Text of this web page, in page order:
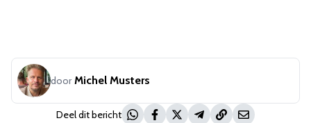
door Michel Musters
Deel dit bericht